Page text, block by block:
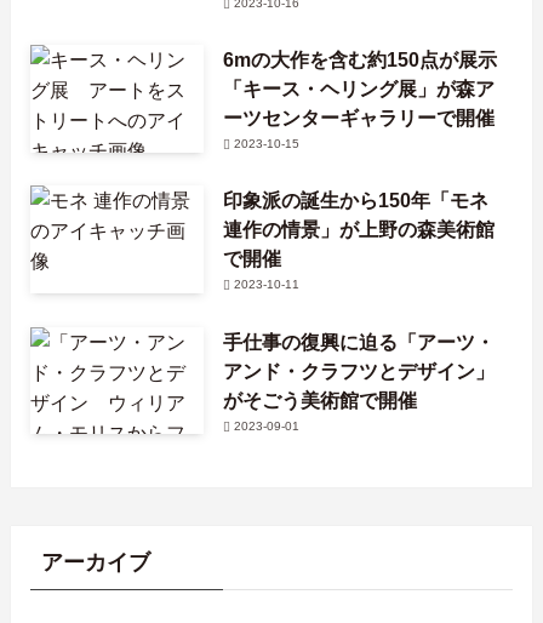
2023-10-16
6mの大作を含む約150点が展示
「キース・ヘリング展」が森ア
ーツセンターギャラリーで開催
2023-10-15
印象派の誕生から150年「モネ
連作の情景」が上野の森美術館
で開催
2023-10-11
手仕事の復興に迫る「アーツ・
アンド・クラフツとデザイン」
がそごう美術館で開催
2023-09-01
アーカイブ